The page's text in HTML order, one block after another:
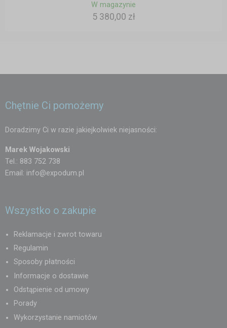
W magazynie
5 380,00 zł
Chętnie Ci pomożemy
Doradzimy Ci w razie jakiejkolwiek niejasności:
Marek Wojakowski
Tel.: 883 752 738
Email: info@expodum.pl
Wszystko o zakupie
Reklamacje i zwrot towaru
Regulamin
Sposoby płatności
Informacje o dostawie
Odstąpienie od umowy
Porady
Wykorzystanie namiotów